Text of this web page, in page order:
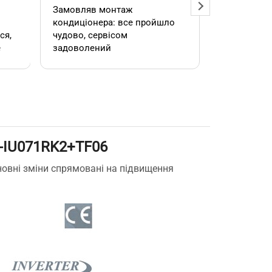
Замовляв монтаж
кондиціонера: все пройшло
чудово, сервісом
задоволений
зміни спрямовані на підвищення